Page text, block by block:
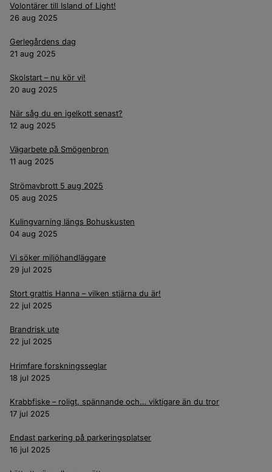
Volontärer till Island of Light!
26 aug 2025
Gerlegårdens dag
21 aug 2025
Skolstart – nu kör vi!
20 aug 2025
När såg du en igelkott senast?
12 aug 2025
Vägarbete på Smögenbron
11 aug 2025
Strömavbrott 5 aug 2025
05 aug 2025
Kulingvarning längs Bohuskusten
04 aug 2025
Vi söker miljöhandläggare
29 jul 2025
Stort grattis Hanna – vilken stjärna du är!
22 jul 2025
Brandrisk ute
22 jul 2025
Hrimfare forskningsseglar
18 jul 2025
Krabbfiske – roligt, spännande och… viktigare än du tror
17 jul 2025
Endast parkering på parkeringsplatser
16 jul 2025